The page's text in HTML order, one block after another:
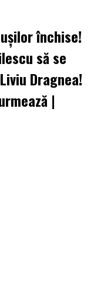
închise!
să se
Dragnea!
|